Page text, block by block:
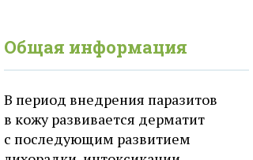
Общая информация
В период внедрения паразитов
в кожу развивается дерматит
с последующим развитием